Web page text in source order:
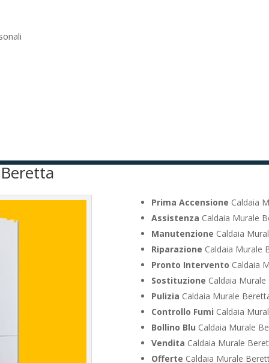
Prima Accensione Caldaia
Assistenza Caldaia Murale
Manutenzione Caldaia
Riparazione Caldaia Murale
Pronto Intervento Caldaia
Sostituzione Caldaia
Pulizia Caldaia Murale
Controllo Fumi Caldaia
Bollino Blu Caldaia Murale
Vendita Caldaia Murale
Offerte Caldaia Murale